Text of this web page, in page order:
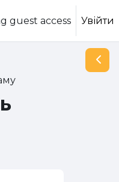
guest access Увійти